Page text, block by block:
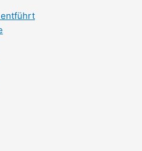
entführt